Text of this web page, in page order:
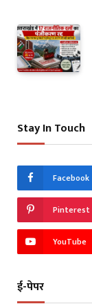
Stay In Touch
Facebook
Pinterest
YouTube
ई-पेपर